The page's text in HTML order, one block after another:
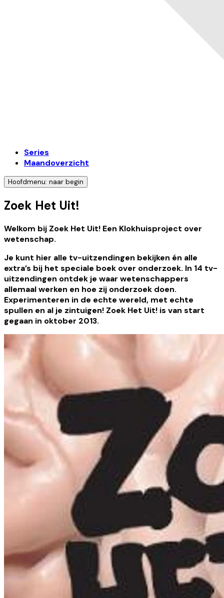
Series
Maandoverzicht
Hoofdmenu: naar begin
Zoek Het Uit!
Welkom bij Zoek Het Uit! Een Klokhuisproject over
wetenschap.
Je kunt hier alle tv-uitzendingen bekijken én alle
extra’s bij het speciale boek over onderzoek. In 14 tv-
uitzendingen ontdek je waar wetenschappers
allemaal werken en hoe zij onderzoek doen.
Experimenteren in de echte wereld, met echte
spullen en al je zintuigen! Zoek Het Uit! is van start
gegaan in oktober 2013.